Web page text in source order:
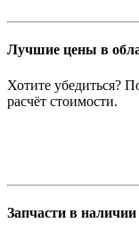
Лучшие цены в
Хотите убедиться?
расчёт стоимости.
Запчасти в наличии